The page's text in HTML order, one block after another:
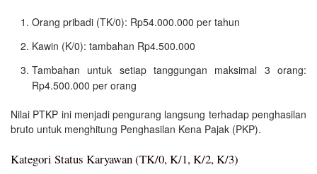
Orang pribadi (TK/0): Rp54.000.000 per tahun
Kawin (K/0): tambahan Rp4.500.000
Tambahan untuk setiap tanggungan maksimal 3 orang:
Rp4.500.000 per orang
Nilai PTKP ini menjadi pengurang langsung terhadap penghasilan
bruto untuk menghitung Penghasilan Kena Pajak (PKP).
Kategori Status Karyawan (TK/0, K/1, K/2, K/3)